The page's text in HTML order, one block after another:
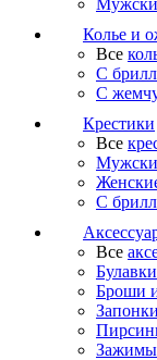
Колье и
Все
С
С
Крестики
Все
С
Все
Булавки
Броши
Запонки
Зажимы